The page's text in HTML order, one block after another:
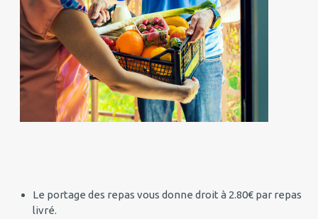
Le portage des repas vous donne droit à 2.80€ par repas
livré.